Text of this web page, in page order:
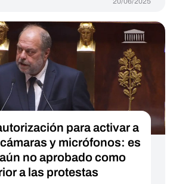
para activar a
y micrófonos: es
no aprobado como
a las protestas